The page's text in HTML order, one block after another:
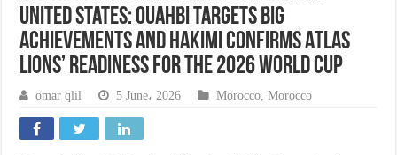
United States: Ouahbi Targets Big
Achievements and Hakimi Confirms Atlas
Lions’ Readiness for the 2026 World Cup
omar qlil 5 June، 2026 Morocco ,Morocco